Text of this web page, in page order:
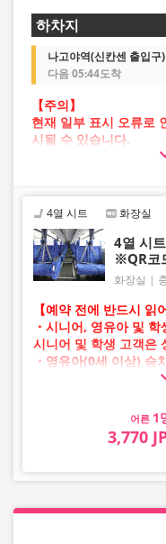
하차지
나고야역(신칸센 출입구)
다음 05:44도착
【주의】
현재 일부 표시 오류로
시될 수 있습니다.
이 경우 예약 진행 중
플랜을 선택하여 예약
4열 시트 화장실
4열 시
※QR코
화장실
【예약 전에 반드시 읽
・시니어, 영유아 및
시니어 및 학생 고객은
・영유아(0세 이상) 승
・AM 1시~5시 사이에
매 가격을 확인한 후 예
어른
3,770